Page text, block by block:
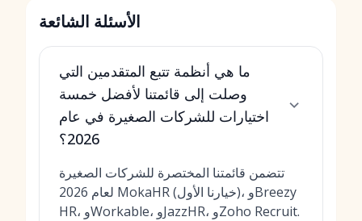
الأسئلة الشائعة
ما هي أنظمة تتبع المتقدمين التي
وصلت إلى قائمتنا لأفضل خمسة
اختيارات للشركات الصغيرة في عام
2026؟
تتضمن قائمتنا المختصرة للشركات الصغيرة
لعام 2026 MokaHR (خيارنا الأول)، وBreezy
HR، وWorkable، وJazzHR، وZoho Recruit.